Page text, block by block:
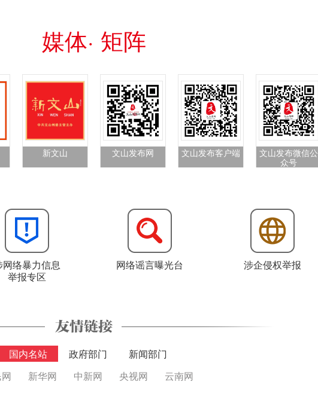
媒体· 矩阵
新文山 文山发布网 文山发布客户端
文山发布微信公
众号
网络暴力信息
举报专区
网络谣言曝光台 涉企侵权举报
国内名站 政府部门
新闻部门
新华网 中新网 央视网 云南网